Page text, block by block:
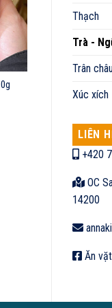
Thạch
Trà -
Trân
Xúc xích
LIÊN
+420
OC
14200
Ăn